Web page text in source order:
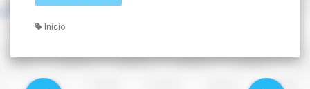
Inicio